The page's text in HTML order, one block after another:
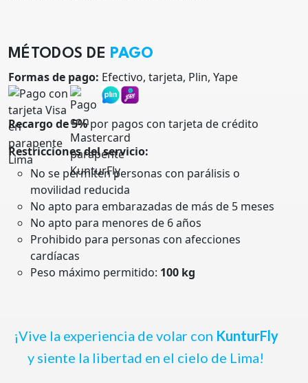
MÉTODOS DE PAGO
Formas de pago: Efectivo, tarjeta, Plin, Yape
Recargo de 5%por pagos con tarjeta de crédito
Restricciones del servicio:
No se permiten personas con parálisis o
movilidad reducida
No apto para embarazadas de más de 5 meses
No apto para menores de 6 años
Prohibido para personas con afecciones
cardíacas
Peso máximo permitido: 100 kg
¡Vive la experiencia de volar con KunturFly
y siente la libertad en el cielo de Lima!